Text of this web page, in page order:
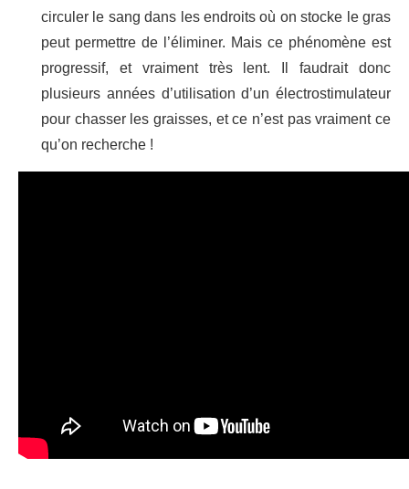
circuler le sang dans les endroits où on stocke le gras
peut permettre de l’éliminer. Mais ce phénomène est
progressif, et vraiment très lent. Il faudrait donc
plusieurs années d’utilisation d’un électrostimulateur
pour chasser les graisses, et ce n’est pas vraiment ce
qu’on recherche !